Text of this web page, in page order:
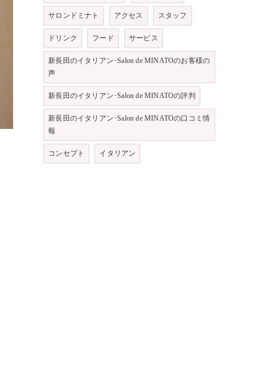
サロンドミナト アクセス スタッフ
ドリンク フード サービス
新長田のイタリアン･Salon de MINATOのお客様の
声
新長田のイタリアン･Salon de MINATOの評判
新長田のイタリアン･Salon de MINATOの口コミ情
報
コンセプト イタリアン